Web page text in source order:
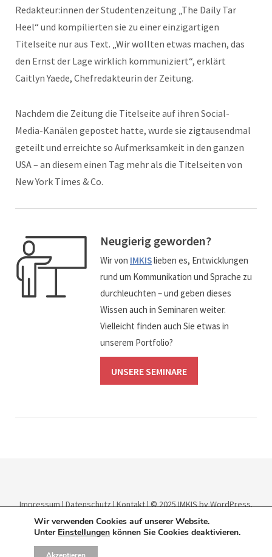
Redakteur:innen der Studentenzeitung „The Daily Tar
Heel“ und kompilierten sie zu einer einzigartigen
Titelseite nur aus Text. „Wir wollten etwas machen, das
den Ernst der Lage wirklich kommuniziert“, erklärt
Caitlyn Yaede, Chefredakteurin der Zeitung.
Nachdem die Zeitung die Titelseite auf ihren Social-
Media-Kanälen gepostet hatte, wurde sie zigtausendmal
geteilt und erreichte so Aufmerksamkeit in den ganzen
USA – an diesem einen Tag mehr als die Titelseiten von
New York Times & Co.
Neugierig geworden?
Wir von IMKISlieben es, Entwicklungen
rund um Kommunikation und Sprache zu
durchleuchten – und geben dieses
Wissen auch in Seminaren weiter.
Vielleicht finden auch Sie etwas in
unserem Portfolio?
UNSERE SEMINARE
Impressum|Datenschutz|Kontakt| © 2025IMKISby WordPress.
Theme: Elmastudio.
Wir verwenden Cookies auf unserer Website.
Unter Einstellungen können Sie Cookies deaktivieren.